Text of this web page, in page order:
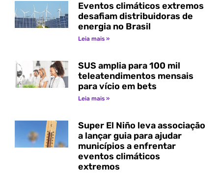
Eventos climáticos extremos
desafiam distribuidoras de
energia no Brasil
Leia mais »
SUS amplia para 100 mil
teleatendimentos mensais
para vício em bets
Leia mais »
Super El Niño leva associação
a lançar guia para ajudar
municípios a enfrentar
eventos climáticos
extremos